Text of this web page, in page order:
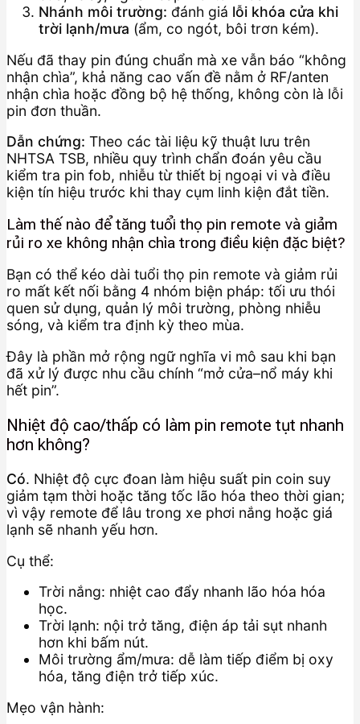
Nhánh môi trường: đánh giá lỗi khóa cửa khi
trời lạnh/mưa (ẩm, co ngót, bôi trơn kém).
Nếu đã thay pin đúng chuẩn mà xe vẫn báo “không
nhận chìa”, khả năng cao vấn đề nằm ở RF/anten
nhận chìa hoặc đồng bộ hệ thống, không còn là lỗi
pin đơn thuần.
Dẫn chứng: Theo các tài liệu kỹ thuật lưu trên
NHTSA TSB, nhiều quy trình chẩn đoán yêu cầu
kiểm tra pin fob, nhiễu từ thiết bị ngoại vi và điều
kiện tín hiệu trước khi thay cụm linh kiện đắt tiền.
Làm thế nào để tăng tuổi thọ pin remote và giảm
rủi ro xe không nhận chìa trong điều kiện đặc biệt?
Bạn có thể kéo dài tuổi thọ pin remote và giảm rủi
ro mất kết nối bằng 4 nhóm biện pháp: tối ưu thói
quen sử dụng, quản lý môi trường, phòng nhiễu
sóng, và kiểm tra định kỳ theo mùa.
Đây là phần mở rộng ngữ nghĩa vi mô sau khi bạn
đã xử lý được nhu cầu chính “mở cửa–nổ máy khi
hết pin”.
Nhiệt độ cao/thấp có làm pin remote tụt nhanh
hơn không?
Có. Nhiệt độ cực đoan làm hiệu suất pin coin suy
giảm tạm thời hoặc tăng tốc lão hóa theo thời gian;
vì vậy remote để lâu trong xe phơi nắng hoặc giá
lạnh sẽ nhanh yếu hơn.
Cụ thể:
Trời nắng: nhiệt cao đẩy nhanh lão hóa hóa
học.
Trời lạnh: nội trở tăng, điện áp tải sụt nhanh
hơn khi bấm nút.
Môi trường ẩm/mưa: dễ làm tiếp điểm bị oxy
hóa, tăng điện trở tiếp xúc.
Mẹo vận hành: